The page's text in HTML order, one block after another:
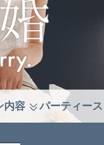
内容 パーティー